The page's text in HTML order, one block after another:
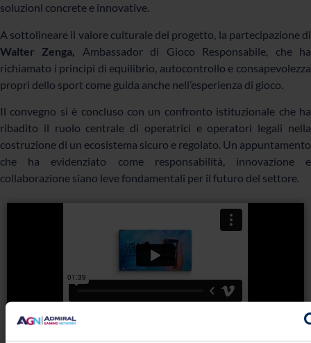
soluzioni concrete e innovative.
A sottolineare il valore culturale del progetto, la partecipazione di
Walter Zenga
Ambassador di Gioco Responsabile, che ha
richiamato i principi di equilibrio, autocontrollo e consapevolezza
propri dello sport come guida anche nell’esperienza di gioco.
Il convegno si è concluso con un confronto istituzionale che ha
ribadito il ruolo centrale di operatrici e operatori legali nella
costruzione di un ecosistema sicuro e regolato. Un appuntamento
che ha evidenziato come responsabilità, innovazione e
collaborazione siano leve fondamentali per il futuro del settore.